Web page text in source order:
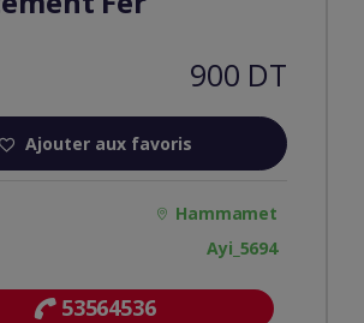
900 DT
Ajouter aux favoris
Hammamet
Ayi_5694
53564536